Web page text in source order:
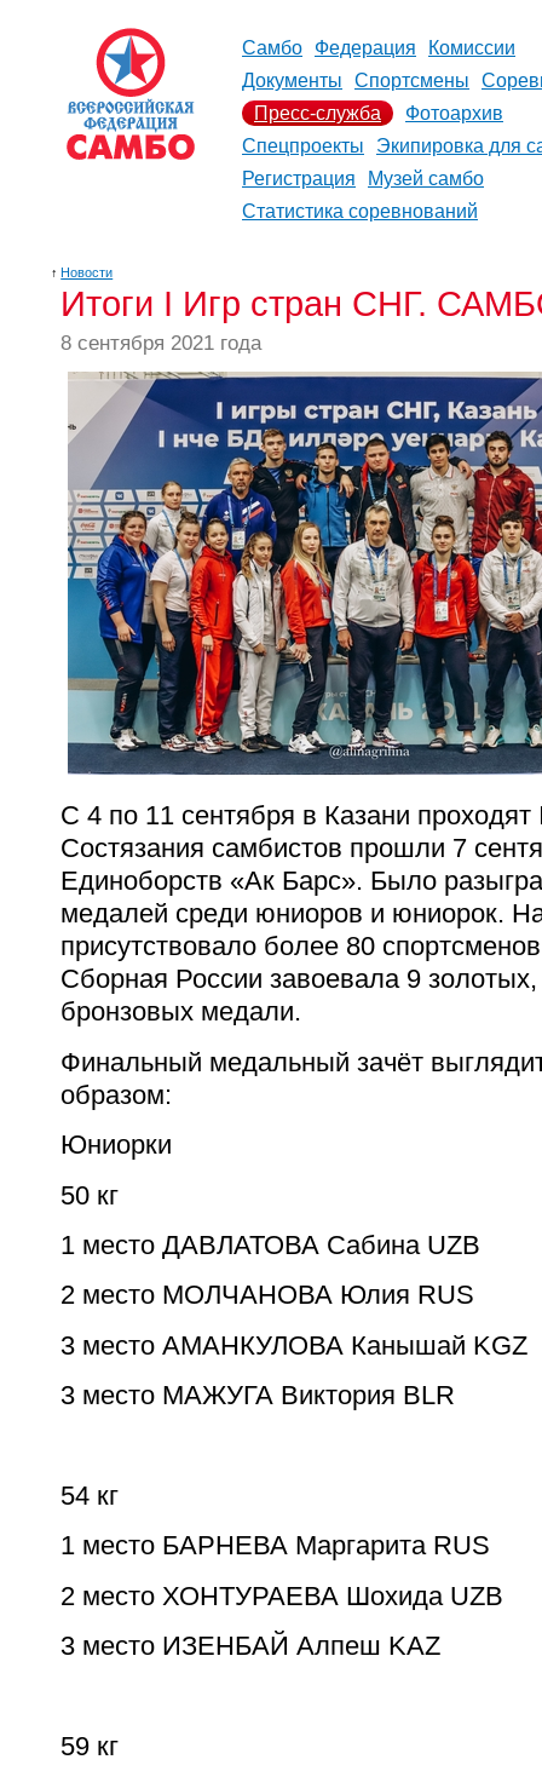
Самбо Федерация
Комиссии
Документы
Спортсмены
Пресс-служба
Фотоархив
Спецпроекты
Экипировка для
Регистрация
Музей самбо
Статистика соревнований
↑ Новости
Итоги I Игр стран СНГ.
8 сентября 2021 года
С 4 по 11 сентября в Казани
Состязания самбистов прошли 7
Единоборств «Ак Барс». Было
медалей среди юниоров и юниорок.
присутствовало более 80
Сборная России завоевала 9
бронзовых медали.
Финальный медальный зачёт
образом:
Юниорки
50 кг
1 место ДАВЛАТОВА Сабина UZB
2 место МОЛЧАНОВА Юлия RUS
3 место АМАНКУЛОВА Канышай KGZ
3 место МАЖУГА Виктория BLR
54 кг
1 место БАРНЕВА Маргарита RUS
2 место ХОНТУРАЕВА Шохида UZB
3 место ИЗЕНБАЙ Алпеш KAZ
59 кг